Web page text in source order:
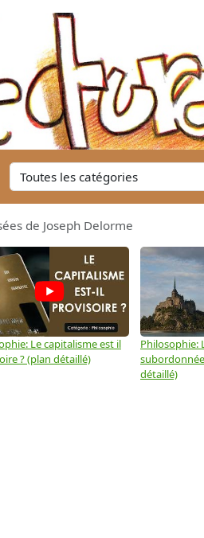
de Joseph Delorme
Le capitalisme est il
? (plan détaillé)
Philosophie:
détaillé)